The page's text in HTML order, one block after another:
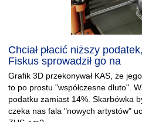
Chciał płacić niższy
Fiskus sprowadził go na
Grafik 3D przekonywał KAS, że
to po prostu "współczesne dłuto".
podatku zamiast 14%. Skarbówka
czeka nas fala "nowych artystów"